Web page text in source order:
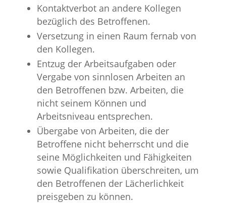
Kontaktverbot an andere Kollegen
bezüglich des Betroffenen.
Versetzung in einen Raum fernab von
den Kollegen.
Entzug der Arbeitsaufgaben oder
Vergabe von sinnlosen Arbeiten an
den Betroffenen bzw. Arbeiten, die
nicht seinem Können und
Arbeitsniveau entsprechen.
Übergabe von Arbeiten, die der
Betroffene nicht beherrscht und die
seine Möglichkeiten und Fähigkeiten
sowie Qualifikation überschreiten, um
den Betroffenen der Lächerlichkeit
preisgeben zu können.